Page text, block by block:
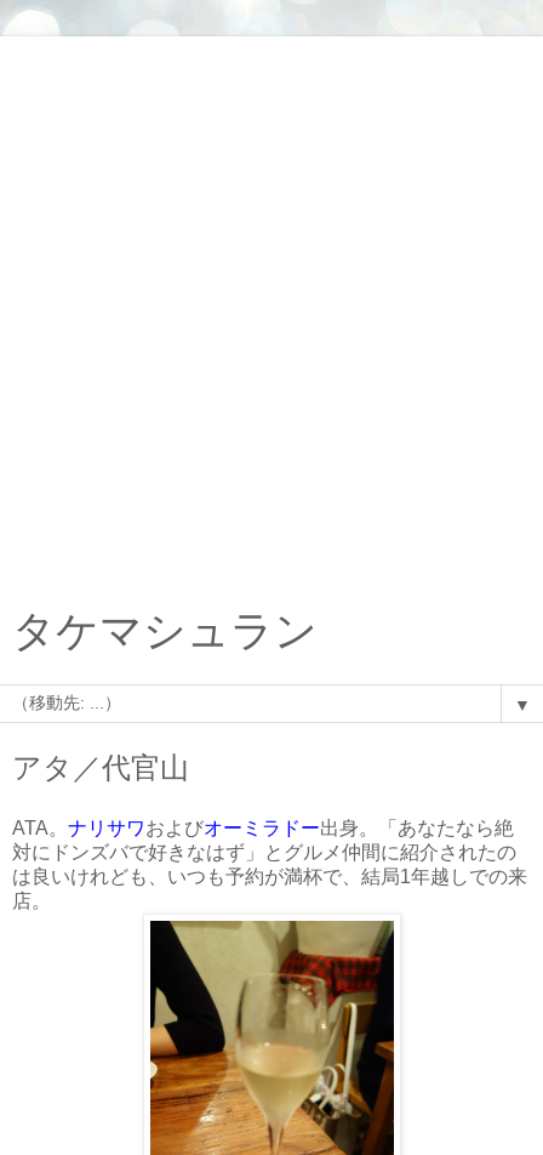
タケマシュラン
▼
アタ／代官山
ATA。 ナリサワおよびオーミラドー出身。「あなたなら絶
対にドンズバで好きなはず」とグルメ仲間に紹介されたの
は良いけれども、いつも予約が満杯で、結局1年越しでの来
店。